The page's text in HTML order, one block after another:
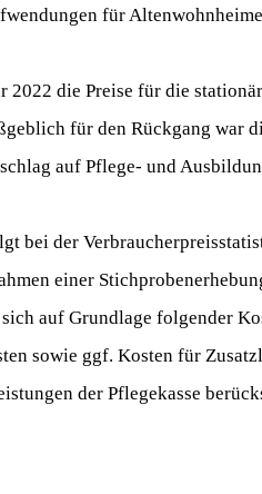
für
die Preise für die
für den Rückgang war
auf Pflege- und
bei der
einer
auf Grundlage folgender
sowie ggf. Kosten für
der Pflegekasse